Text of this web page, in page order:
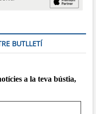
BUTLLETÍ
a la teva bústia,